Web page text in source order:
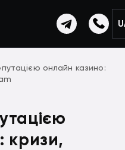
онлайн казино:
кризи,